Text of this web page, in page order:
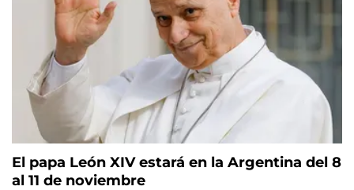
El papa León XIV estará en la Argentina del 8
al 11 de noviembre